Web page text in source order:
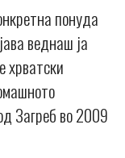
понуда
веднаш ја
хрватски
Загреб во 2009